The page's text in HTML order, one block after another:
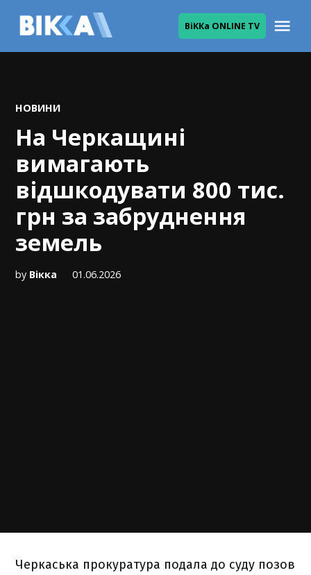
ВіККа ONLINE TV
POSTED
НОВИНИ
На Черкащині
вимагають
відшкодувати 800 тис.
грн за забруднення
земель
by Вікка 01.06.2026
Черкаська прокуратура подала до суду позов